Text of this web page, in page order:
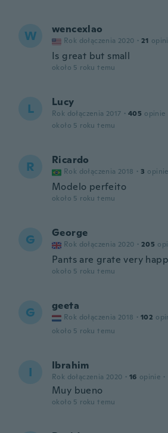
W wencexlao
Rok dołączenia 2020 · 21
Is great but small
około 5 roku temu
L Lucy
Rok dołączenia 2017 · 405 opinie
około 5 roku temu
R Ricardo
Rok dołączenia 2018 · 3 opinie
Modelo perfeito
około 5 roku temu
G George
Rok dołączenia 2020 · 205
Pants are grate very
około 5 roku temu
G geeta
Rok dołączenia 2018 · 102
około 5 roku temu
I Ibrahim
Rok dołączenia 2020 · 16 opinie ·
Muy bueno
około 5 roku temu